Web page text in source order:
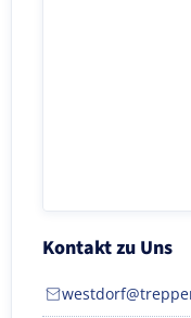
Kontakt zu Uns